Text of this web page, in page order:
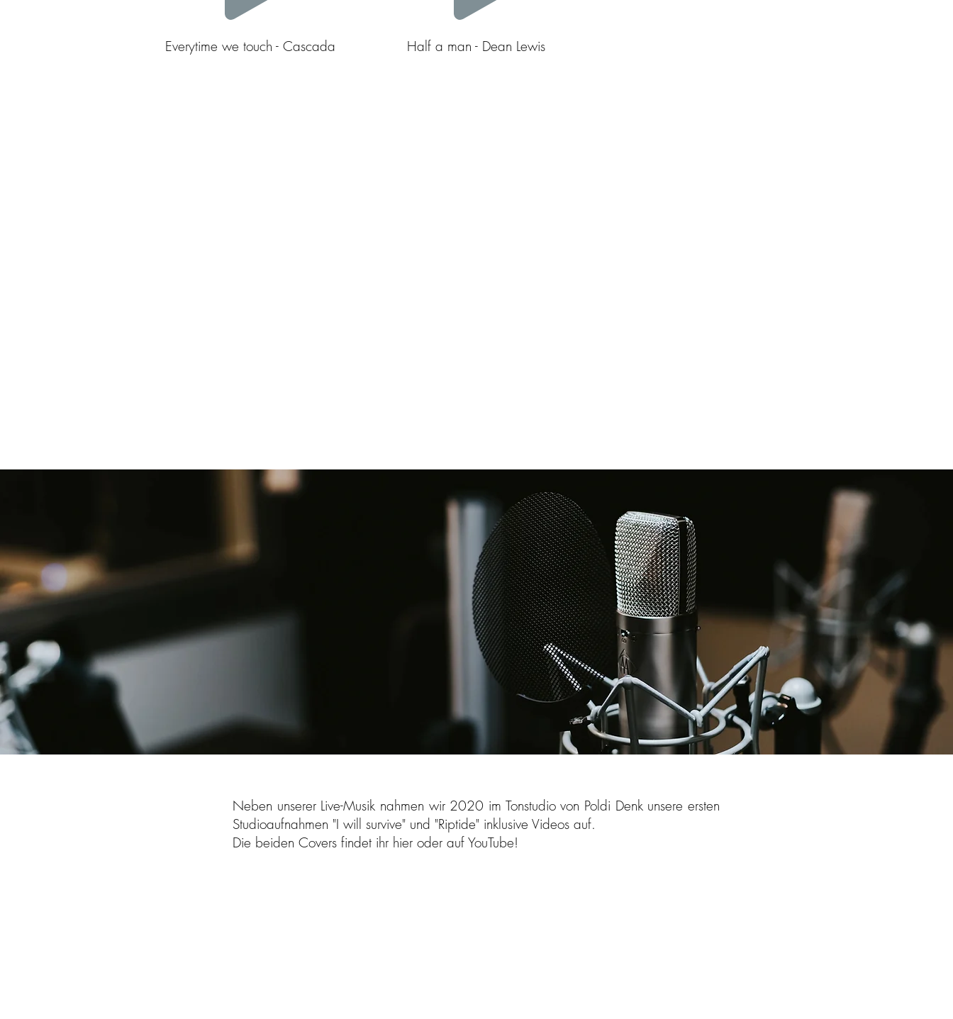
Everytime we touch - Cascada Half a man - Dean Lewis
Neben unserer Live-Musik nahmen wir 2020 im Tonstudio von Poldi Denk unsere ersten
Studioaufnahmen "I will survive" und "Riptide" inklusive Videos auf.
Die beiden Covers findet ihr hier oder auf YouTube!